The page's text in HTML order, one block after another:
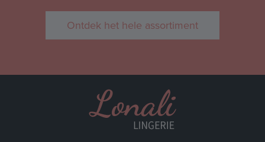
Ontdek het hele assortiment